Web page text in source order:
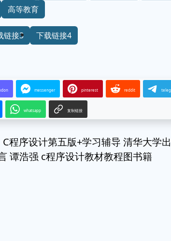
高等教育
链接3 下载链接4
messenger pinterest reddit
whatsapp 复制链接
C程序设计第五版+学习辅导 清华大学
谭浩强 c程序设计教材教程图书籍